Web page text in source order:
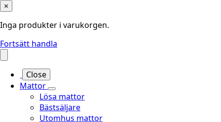
×
Inga produkter i varukorgen.
Fortsätt handla
Close
Mattor
Lösa mattor
Bästsäljare
Utomhus mattor